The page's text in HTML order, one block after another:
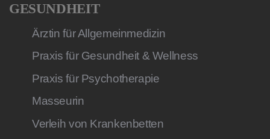
GESUNDHEIT
Ärztin für Allgemeinmedizin
Praxis für Gesundheit & Wellness
Praxis für Psychotherapie
Masseurin
Verleih von Krankenbetten